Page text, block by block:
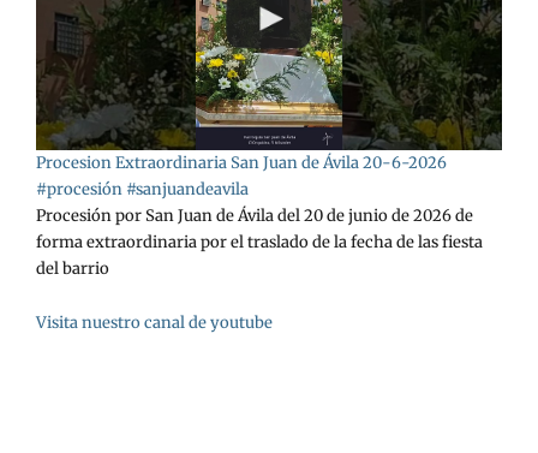
Procesion Extraordinaria San Juan de Ávila 20-6-2026
#procesión #sanjuandeavila
Procesión por San Juan de Ávila del 20 de junio de 2026 de
forma extraordinaria por el traslado de la fecha de las fiesta
del barrio
Visita nuestro canal de youtube